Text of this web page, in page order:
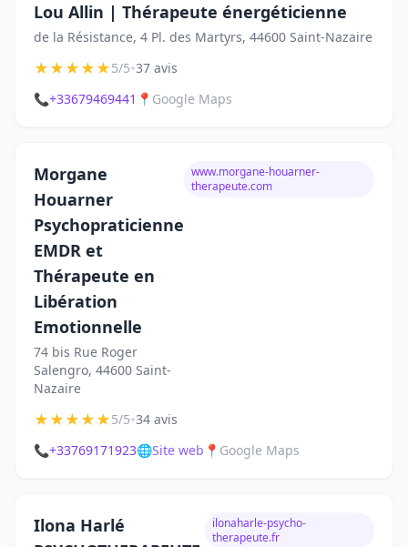
Lou Allin | Thérapeute énergéticienne
de la Résistance, 4 Pl. des Martyrs, 44600 Saint-Nazaire
★★★★★5/5•37 avis
📞+33679469441 📍 Google Maps
Morgane
Houarner
Psychopraticienne
EMDR et
Thérapeute en
Libération
Emotionnelle
74 bis Rue Roger
Salengro, 44600 Saint-
Nazaire
www.morgane-houarner-
therapeute.com
★★★★★5/5•34 avis
📞+33769171923🌐Site web 📍 Google Maps
Ilona Harlé
ilonaharle-psycho-
therapeute.fr